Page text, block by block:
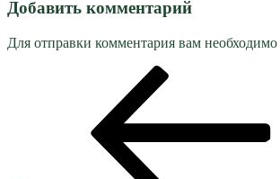
Добавить комментарий
Для отправки комментария вам необходимо